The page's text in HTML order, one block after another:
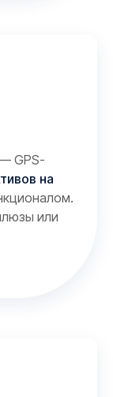
GPS-
на
или